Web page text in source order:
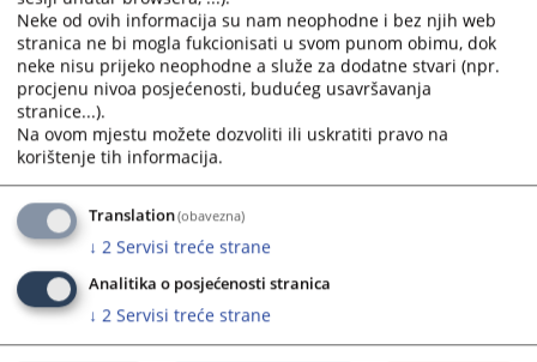
date.
Press
the
question
mark
key
to
get
the
keyboard
shortcuts
for
changing
dates.
date.
Press
the
question
key
to
get
the
keyboard
for
changing
dates.
Neke od ovih informacija su nam neophodne i bez njih web
stranica ne bi mogla fukcionisati u svom punom obimu, dok
neke nisu prijeko neophodne a služe za dodatne stvari (npr.
procjenu nivoa posjećenosti, budućeg usavršavanja
stranice...).
Na ovom mjestu možete dozvoliti ili uskratiti pravo na
korištenje tih informacija.
Translation(obavezna)
↓ 2 Servisi treće strane
Analitika o posjećenosti stranica
↓ 2 Servisi treće strane